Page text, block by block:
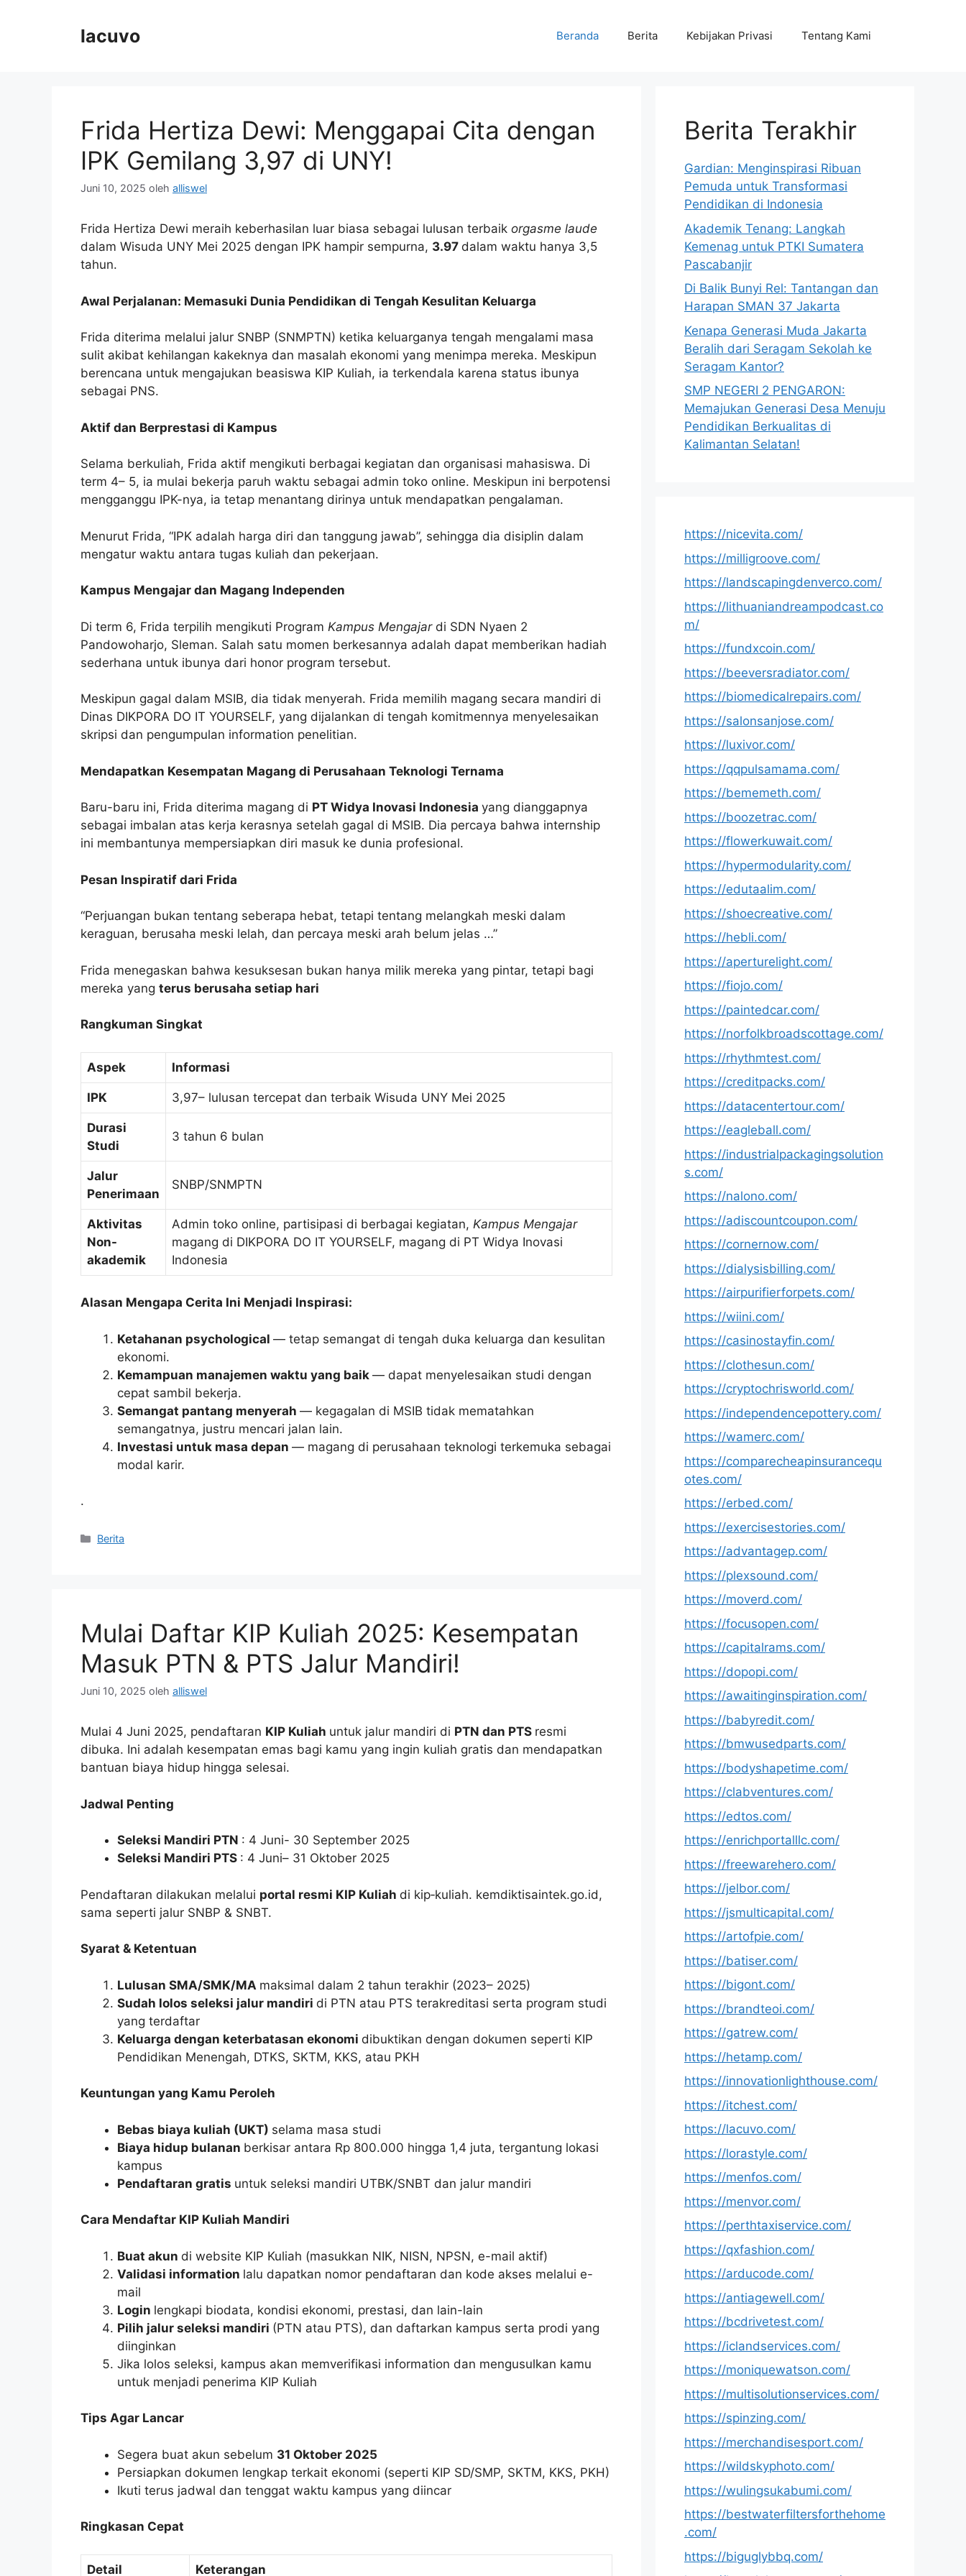
lacuvo Beranda Berita Kebijakan Privasi Tentang Kami
Frida Hertiza Dewi: Menggapai Cita dengan
IPK Gemilang 3,97 di UNY!
Juni 10, 2025 oleh alliswel
Frida Hertiza Dewi meraih keberhasilan luar biasa sebagai lulusan terbaik orgasme laude
dalam Wisuda UNY Mei 2025 dengan IPK hampir sempurna, 3.97 dalam waktu hanya 3,5
tahun.
Awal Perjalanan: Memasuki Dunia Pendidikan di Tengah Kesulitan Keluarga
Frida diterima melalui jalur SNBP (SNMPTN) ketika keluarganya tengah mengalami masa
sulit akibat kehilangan kakeknya dan masalah ekonomi yang menimpa mereka. Meskipun
berencana untuk mengajukan beasiswa KIP Kuliah, ia terkendala karena status ibunya
sebagai PNS.
Aktif dan Berprestasi di Kampus
Selama berkuliah, Frida aktif mengikuti berbagai kegiatan dan organisasi mahasiswa. Di
term 4– 5, ia mulai bekerja paruh waktu sebagai admin toko online. Meskipun ini berpotensi
mengganggu IPK-nya, ia tetap menantang dirinya untuk mendapatkan pengalaman.
Menurut Frida, “IPK adalah harga diri dan tanggung jawab”, sehingga dia disiplin dalam
mengatur waktu antara tugas kuliah dan pekerjaan.
Kampus Mengajar dan Magang Independen
Di term 6, Frida terpilih mengikuti Program Kampus Mengajar di SDN Nyaen 2
Pandowoharjo, Sleman. Salah satu momen berkesannya adalah dapat memberikan hadiah
sederhana untuk ibunya dari honor program tersebut.
Meskipun gagal dalam MSIB, dia tidak menyerah. Frida memilih magang secara mandiri di
Dinas DIKPORA DO IT YOURSELF, yang dijalankan di tengah komitmennya menyelesaikan
skripsi dan pengumpulan information penelitian.
Mendapatkan Kesempatan Magang di Perusahaan Teknologi Ternama
Baru-baru ini, Frida diterima magang di PT Widya Inovasi Indonesia yang dianggapnya
sebagai imbalan atas kerja kerasnya setelah gagal di MSIB. Dia percaya bahwa internship
ini membantunya mempersiapkan diri masuk ke dunia profesional.
Pesan Inspiratif dari Frida
“Perjuangan bukan tentang seberapa hebat, tetapi tentang melangkah meski dalam
keraguan, berusaha meski lelah, dan percaya meski arah belum jelas …”
Frida menegaskan bahwa kesuksesan bukan hanya milik mereka yang pintar, tetapi bagi
mereka yang terus berusaha setiap hari
Rangkuman Singkat
Aspek Informasi
IPK 3,97– lulusan tercepat dan terbaik Wisuda UNY Mei 2025
Durasi
Studi
3 tahun 6 bulan
Jalur
Penerimaan
SNBP/SNMPTN
Aktivitas
Non-
akademik
Admin toko online, partisipasi di berbagai kegiatan, Kampus Mengajar
magang di DIKPORA DO IT YOURSELF, magang di PT Widya Inovasi
Indonesia
Alasan Mengapa Cerita Ini Menjadi Inspirasi:
Ketahanan psychological — tetap semangat di tengah duka keluarga dan kesulitan
ekonomi.
Kemampuan manajemen waktu yang baik — dapat menyelesaikan studi dengan
cepat sambil bekerja.
Semangat pantang menyerah — kegagalan di MSIB tidak mematahkan
semangatnya, justru mencari jalan lain.
Investasi untuk masa depan — magang di perusahaan teknologi terkemuka sebagai
modal karir.
.
Kategori
Berita
Mulai Daftar KIP Kuliah 2025: Kesempatan
Masuk PTN & PTS Jalur Mandiri!
Juni 10, 2025 oleh alliswel
Mulai 4 Juni 2025, pendaftaran KIP Kuliah untuk jalur mandiri di PTN dan PTS resmi
dibuka. Ini adalah kesempatan emas bagi kamu yang ingin kuliah gratis dan mendapatkan
bantuan biaya hidup hingga selesai.
Jadwal Penting
Seleksi Mandiri PTN : 4 Juni- 30 September 2025
Seleksi Mandiri PTS : 4 Juni– 31 Oktober 2025
Pendaftaran dilakukan melalui portal resmi KIP Kuliah di kip‑kuliah. kemdiktisaintek.go.id,
sama seperti jalur SNBP & SNBT.
Syarat & Ketentuan
Lulusan SMA/SMK/MA maksimal dalam 2 tahun terakhir (2023– 2025)
Sudah lolos seleksi jalur mandiri di PTN atau PTS terakreditasi serta program studi
yang terdaftar
Keluarga dengan keterbatasan ekonomi dibuktikan dengan dokumen seperti KIP
Pendidikan Menengah, DTKS, SKTM, KKS, atau PKH
Keuntungan yang Kamu Peroleh
Bebas biaya kuliah (UKT) selama masa studi
Biaya hidup bulanan berkisar antara Rp 800.000 hingga 1,4 juta, tergantung lokasi
kampus
Pendaftaran gratis untuk seleksi mandiri UTBK/SNBT dan jalur mandiri
Cara Mendaftar KIP Kuliah Mandiri
Buat akun di website KIP Kuliah (masukkan NIK, NISN, NPSN, e-mail aktif)
Validasi information lalu dapatkan nomor pendaftaran dan kode akses melalui e-
mail
Login lengkapi biodata, kondisi ekonomi, prestasi, dan lain-lain
Pilih jalur seleksi mandiri (PTN atau PTS), dan daftarkan kampus serta prodi yang
diinginkan
Jika lolos seleksi, kampus akan memverifikasi information dan mengusulkan kamu
untuk menjadi penerima KIP Kuliah
Tips Agar Lancar
Segera buat akun sebelum 31 Oktober 2025
Persiapkan dokumen lengkap terkait ekonomi (seperti KIP SD/SMP, SKTM, KKS, PKH)
Ikuti terus jadwal dan tenggat waktu kampus yang diincar
Ringkasan Cepat
Detail Keterangan
Berita Terakhir
Gardian: Menginspirasi Ribuan
Pemuda untuk Transformasi
Pendidikan di Indonesia
Akademik Tenang: Langkah
Kemenag untuk PTKI Sumatera
Pascabanjir
Di Balik Bunyi Rel: Tantangan dan
Harapan SMAN 37 Jakarta
Kenapa Generasi Muda Jakarta
Beralih dari Seragam Sekolah ke
Seragam Kantor?
SMP NEGERI 2 PENGARON:
Memajukan Generasi Desa Menuju
Pendidikan Berkualitas di
Kalimantan Selatan!
https://nicevita.com/
https://milligroove.com/
https://landscapingdenverco.com/
https://lithuaniandreampodcast.co
m/
https://fundxcoin.com/
https://beeversradiator.com/
https://biomedicalrepairs.com/
https://salonsanjose.com/
https://luxivor.com/
https://qqpulsamama.com/
https://bememeth.com/
https://boozetrac.com/
https://flowerkuwait.com/
https://hypermodularity.com/
https://edutaalim.com/
https://shoecreative.com/
https://hebli.com/
https://aperturelight.com/
https://fiojo.com/
https://paintedcar.com/
https://norfolkbroadscottage.com/
https://rhythmtest.com/
https://creditpacks.com/
https://datacentertour.com/
https://eagleball.com/
https://industrialpackagingsolution
s.com/
https://nalono.com/
https://adiscountcoupon.com/
https://cornernow.com/
https://dialysisbilling.com/
https://airpurifierforpets.com/
https://wiini.com/
https://casinostayfin.com/
https://clothesun.com/
https://cryptochrisworld.com/
https://independencepottery.com/
https://wamerc.com/
https://comparecheapinsurancequ
otes.com/
https://erbed.com/
https://exercisestories.com/
https://advantagep.com/
https://plexsound.com/
https://moverd.com/
https://focusopen.com/
https://capitalrams.com/
https://dopopi.com/
https://awaitinginspiration.com/
https://babyredit.com/
https://bmwusedparts.com/
https://bodyshapetime.com/
https://clabventures.com/
https://edtos.com/
https://enrichportalllc.com/
https://freewarehero.com/
https://jelbor.com/
https://jsmulticapital.com/
https://artofpie.com/
https://batiser.com/
https://bigont.com/
https://brandteoi.com/
https://gatrew.com/
https://hetamp.com/
https://innovationlighthouse.com/
https://itchest.com/
https://lacuvo.com/
https://lorastyle.com/
https://menfos.com/
https://menvor.com/
https://perthtaxiservice.com/
https://qxfashion.com/
https://arducode.com/
https://antiagewell.com/
https://bcdrivetest.com/
https://iclandservices.com/
https://moniquewatson.com/
https://multisolutionservices.com/
https://spinzing.com/
https://merchandisesport.com/
https://wildskyphoto.com/
https://wulingsukabumi.com/
https://bestwaterfiltersforthehome
.com/
https://biguglybbq.com/